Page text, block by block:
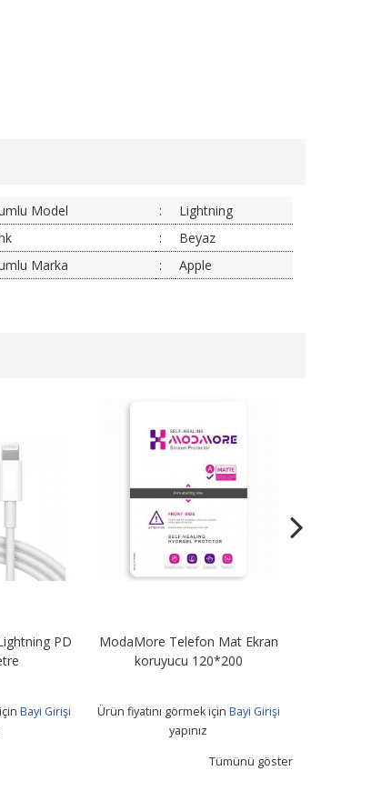
Model :
Lightning
:
Beyaz
Marka
: Apple
PD
Bayi Girişi
ModaMore Telefon Mat Ekran
koruyucu 120*200
Ürün fiyatını görmek için Bayi Girişi
yapınız
Tümünü göster